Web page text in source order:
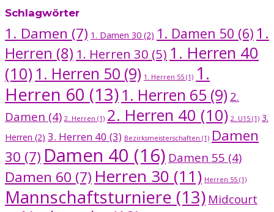
Schlagwörter
1. Damen (7) 1. Damen 30 (2) 1. Damen 50 (6) 1.
Herren (8) 1. Herren 30 (5) 1. Herren 40
(10)1. Herren 50 (9) 1. Herren 55 (1) 1.
Herren 60 (13)1. Herren 65 (9) 2.
Damen (4) 2. Herren (1) 2. Herren 40 (10) 2. U15 (1) 3.
Herren (2) 3. Herren 40 (3) Bezirksmeisterschaften (1) Damen
30 (7) Damen 40 (16) Damen 55 (4)
Damen 60 (7) Herren 30 (11) Herren 55 (1)
Mannschaftsturniere (13) Midcourt